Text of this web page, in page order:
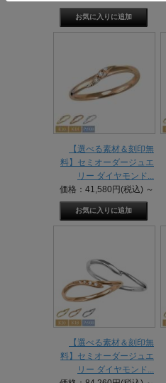
【選べる素材＆刻印無
料】セミオーダージュエ
リー ダイヤモンド...
価格：41,580円(税込) ～
【選べる素材＆刻印無
料】セミオーダージュエ
リー ダイヤモンド...